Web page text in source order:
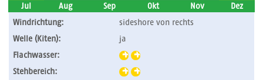
Jul
Aug Sep Okt Nov
Dez
Windrichtung:
sideshore von rechts
Welle (Kiten):
ja
Flachwasser:
Stehbereich: